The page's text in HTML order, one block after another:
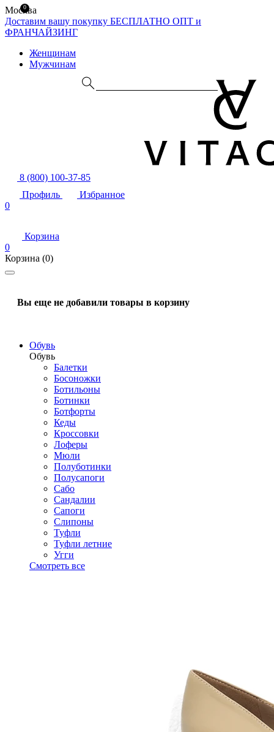
Москва
Доставим вашу покупку БЕСПЛАТНО ОПТ и
ФРАНЧАЙЗИНГ
Женщинам
Мужчинам
8 (800) 100-37-85
Профиль
Избранное
0
Корзина
0
Корзина (0)
Вы еще не добавили товары в корзину
Обувь
Обувь
Балетки
Босоножки
Ботильоны
Ботинки
Ботфорты
Кеды
Кроссовки
Лоферы
Мюли
Полуботинки
Полусапоги
Сабо
Сандалии
Сапоги
Слипоны
Туфли
Туфли летние
Угги
Смотреть все
0